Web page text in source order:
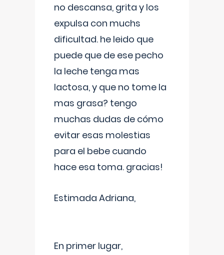
no descansa, grita y los
expulsa con muchs
dificultad. he leido que
puede que de ese pecho
la leche tenga mas
lactosa, y que no tome la
mas grasa? tengo
muchas dudas de cómo
evitar esas molestias
para el bebe cuando
hace esa toma. gracias!
Estimada Adriana,
En primer lugar,